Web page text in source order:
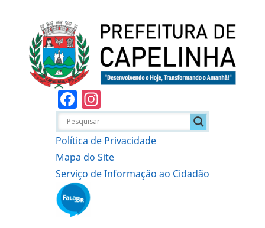
Facebook
Política de Privacidade
Mapa do Site
Serviço de Informação ao Cidadão